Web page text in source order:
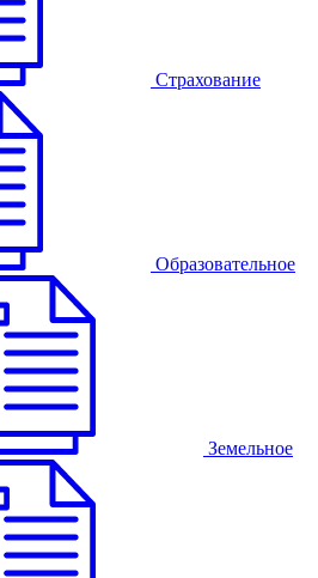
Страхование
Образовательное
Земельное